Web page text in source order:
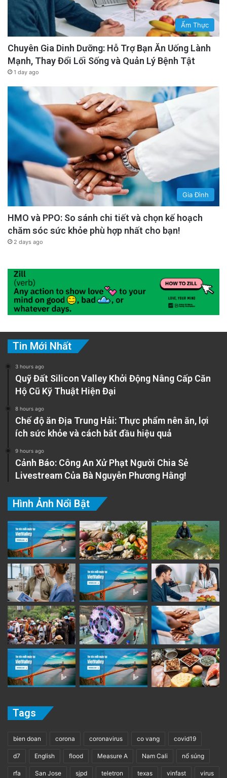
Ẩm Thực
Chuyên Gia Dinh Dưỡng: Hỗ Trợ Bạn Ăn Uống Lành
Mạnh, Thay Đổi Lối Sống và Quản Lý Bệnh Tật
1 day ago
Gia Đình
HMO và PPO: So sánh chi tiết và chọn kế hoạch
chăm sóc sức khỏe phù hợp nhất cho bạn!
2 days ago
Tin Mới Nhất
3 hours ago
Quỹ Đất Silicon Valley Khởi Động Nâng Cấp Căn
Hộ Cũ Kỹ Thuật Hiện Đại
8 hours ago
Chế độ ăn Địa Trung Hải: Thực phẩm nên ăn, lợi
ích sức khỏe và cách bắt đầu hiệu quả
9 hours ago
Cảnh Báo: Công An Xử Phạt Người Chia Sẻ
Livestream Của Bà Nguyễn Phương Hằng!
Hình Ảnh Nổi Bật
Tags
bien doan corona coronavirus co vang covid19
d7 English flood Measure A Nam Cali nổ súng
rfa San Jose sjpd teletron texas vinfast virus